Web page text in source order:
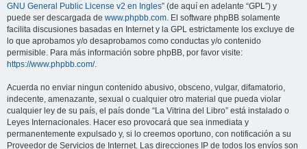
GNU General Public License v2 en Ingles” (de aquí en adelante “GPL”) y
puede ser descargada de www.phpbb.com. El software phpBB solamente
facilita discusiones basadas en Internet y la GPL estrictamente los excluye de
lo que aprobamos y/o desaprobamos como conductas y/o contenido
permisible. Para más información sobre phpBB, por favor visite:
https://www.phpbb.com/.
Acuerda no enviar ningun contenido abusivo, obsceno, vulgar, difamatorio,
indecente, amenazante, sexual o cualquier otro material que pueda violar
cualquier ley de su país, el país donde “La Vitrina del Libro” está instalado o
Leyes Internacionales. Hacer eso provocará que sea inmediata y
permanentemente expulsado y, si lo creemos oportuno, con notificación a su
Proveedor de Servicios de Internet. Las direcciones IP de todos los envíos son